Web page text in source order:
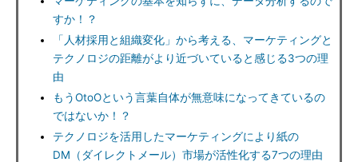
すか！？
「人材採用と組織変化」から考える、マーケティングと
テクノロジの距離がより近づいていると感じる3つの理
由
もうOtoOという言葉自体が無意味になってきているの
ではないか！？
テクノロジを活用したマーケティングにより紙の
DM（ダイレクトメール）市場が活性化する7つの理由